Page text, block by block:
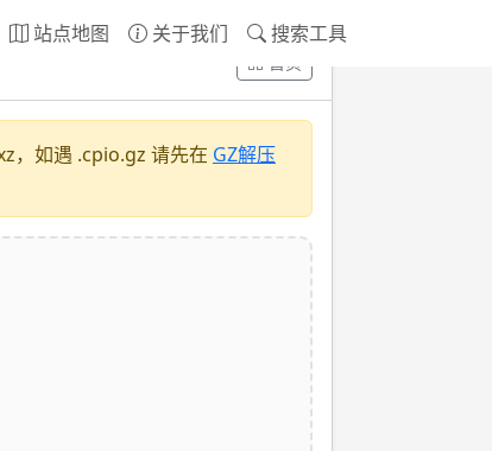
站点地图 关于我们 搜索工具
首页
，如遇 .cpio.gz 请先在 GZ解压